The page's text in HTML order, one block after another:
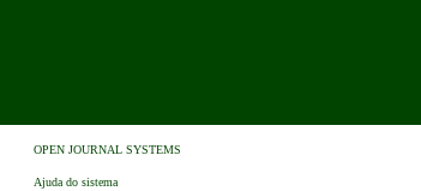
OPEN JOURNAL SYSTEMS
Ajuda do sistema